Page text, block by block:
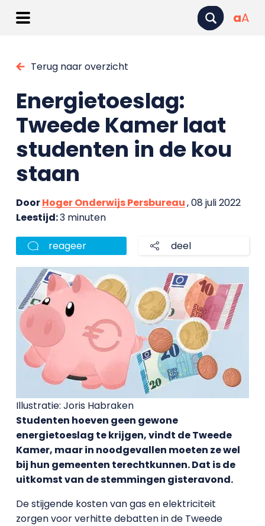
aA
Terug naar overzicht
Energietoeslag:
Tweede Kamer laat
studenten in de kou
staan
DoorHoger Onderwijs Persbureau, 08 juli 2022
Leestijd:3 minuten
reageer deel
Illustratie: Joris Habraken
Studenten hoeven geen gewone
energietoeslag te krijgen, vindt de Tweede
Kamer, maar in noodgevallen moeten ze wel
bij hun gemeenten terechtkunnen. Dat is de
uitkomst van de stemmingen gisteravond.
De stijgende kosten van gas en elektriciteit
zorgen voor verhitte debatten in de Tweede